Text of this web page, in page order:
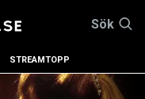
Sök
STREAMTOPP